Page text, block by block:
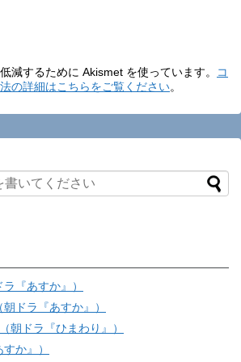
減するために Akismet を使っています。
コ
の詳細はこちらをご覧ください。
『あすか』）
ドラ『あすか』）
朝ドラ『ひまわり』）
か』）